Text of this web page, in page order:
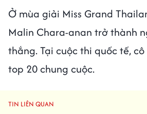
Ở mùa giải Miss Grand
Malin Chara-anan trở thành
thắng. Tại cuộc thi quốc tế,
top 20 chung cuộc.
TIN LIÊN QUAN